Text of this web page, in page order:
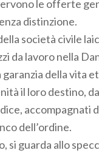
le offerte
distinzione.
società civile
lavoro nella
della vita
il loro destino,
accompagnati
dell’ordine.
si guarda allo